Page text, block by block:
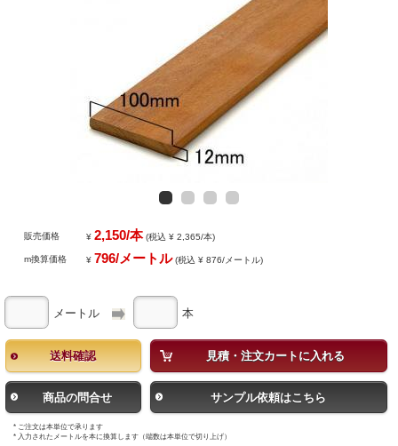
販売価格 ¥2,150/本(税込 ¥ 2,365/本)
m換算価格 ¥ 796/メートル(税込 ¥ 876/メートル)
メートル 本
送料確認 見積・注文カートに入れる
商品の問合せ サンプル依頼はこちら
* ご注文は本単位で承ります
* 入力されたメートルを本に換算します（端数は本単位で切り上げ）